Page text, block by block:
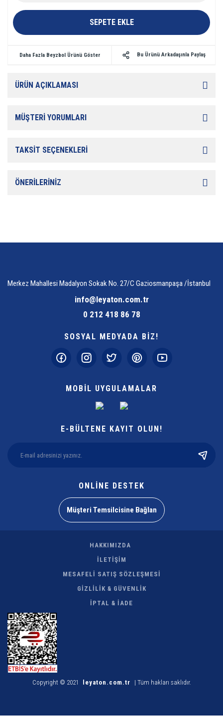
SEPETE EKLE
Daha Fazla Beyzbol Ürünü Göster Bu Ürünü Arkadaşınla Paylaş
ÜRÜN AÇIKLAMASI
MÜŞTERİ YORUMLARI
TAKSİT SEÇENEKLERİ
ÖNERİLERİNİZ
Merkez Mahallesi Madalyon Sokak No. 27/C Gaziosmanpaşa /İstanbul
info@leyaton.com.tr
0 212 418 86 78
SOSYAL MEDYADA BİZ!
MOBİL UYGULAMALAR
E-BÜLTENE KAYIT OLUN!
ONLİNE DESTEK
Müşteri Temsilcisine Bağlan
HAKKIMIZDA
İLETİŞİM
MESAFELİ SATIŞ SÖZLEŞMESİ
GİZLİLİK & GÜVENLİK
İPTAL & İADE
Copyright © 2021 leyaton.com.tr | Tüm hakları saklıdır.